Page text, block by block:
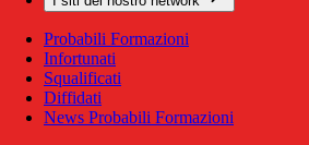
Probabili Formazioni
Infortunati
Squalificati
Diffidati
News Probabili Formazioni